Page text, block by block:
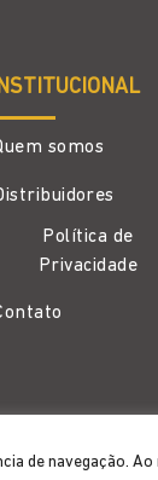
de navegação.
INSTITUCIONAL
somos
Política de
Privacidade